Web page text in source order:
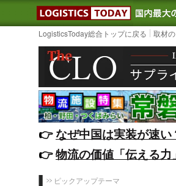
LogisticsToday総合トップに戻る 取材
👉️なぜ中国は実装が速
👉️物流の価値「伝える
ピックアップテーマ